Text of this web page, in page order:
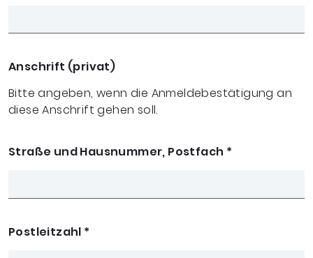
Anschrift (privat)
Bitte angeben, wenn die Anmeldebestätigung an
diese Anschrift gehen soll.
Straße und Hausnummer, Postfach *
Postleitzahl *